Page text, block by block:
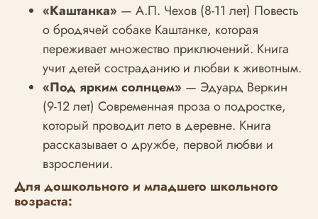
«Каштанка» — А.П. Чехов (8-11 лет) Повесть
о бродячей собаке Каштанке, которая
переживает множество приключений. Книга
учит детей состраданию и любви к животным.
«Под ярким солнцем» — Эдуард Веркин
(9-12 лет) Современная проза о подростке,
который проводит лето в деревне. Книга
рассказывает о дружбе, первой любви и
взрослении.
Для дошкольного и младшего школьного
возраста: